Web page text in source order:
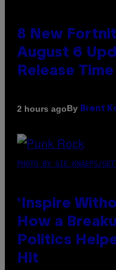
8 New
August 6
Release Time
2 hours agoBy Brent
PHOTO BY GIE KNAEPS/
‘Inspire
How a
Politics
Hit